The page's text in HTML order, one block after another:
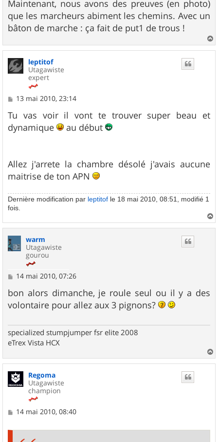
Maintenant, nous avons des preuves (en photo)
que les marcheurs abiment les chemins. Avec un
bâton de marche : ça fait de put1 de trous !
a
leptitof
Utagawiste
expert
M
s
s
a
13 mai 2010, 23:14
Tu vas voir il vont te trouver super beau et
dynamique
au début
Allez j'arrete la chambre désolé j'avais aucune
maitrise de ton APN
Dernière modification par leptitof le 18 mai 2010, 08:51, modifié 1
fois.
a
warm
Utagawiste
gourou
M
s
s
a
14 mai 2010, 07:26
bon alors dimanche, je roule seul ou il y a des
volontaire pour allez aux 3 pignons?
specialized stumpjumper fsr elite 2008
eTrex Vista HCX
a
u
Regoma
Utagawiste
champion
M14 mai 2010, 08:40